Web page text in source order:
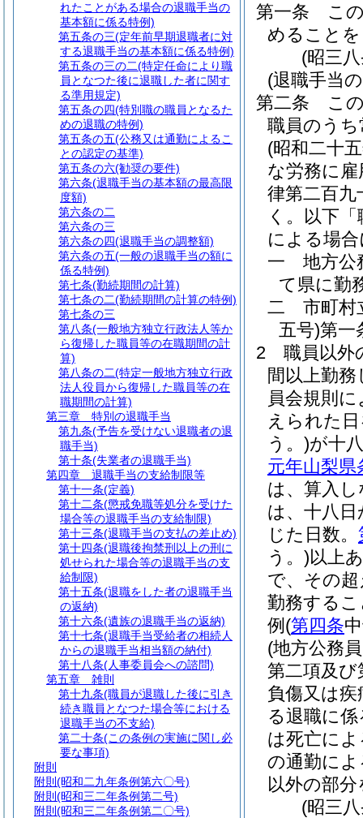
第一条
こ
めること
(昭三
(退職手当
第二条
こ
職員のう
(昭和二十
な労務に
律第二百九
く。以下
による場
一
地方公
て県に勤
二
市町村
五号)第一
2
職員以外
間以上勤務
員会規則
えられた
う。)が十
元年山梨県
は、算入
は、十八
じた日数。
う。)以上
で、その
勤務する
例 (第四条
(地方公務
第二項及
負傷又は疾
る退職に
は死亡に
の通勤に
以外の部
(昭三
れたことがある場合の退職手当の
基本額に係る特例)
第五条の三(定年前早期退職者に対
する退職手当の基本額に係る特例)
第五条の三の二(特定任命により職
員となつた後に退職した者に関す
る準用規定)
第五条の四(特別職の職員となるた
めの退職の特例)
第五条の五(公務又は通勤によるこ
との認定の基準)
第五条の六(勧奨の要件)
第六条(退職手当の基本額の最高限
度額)
第六条の二
第六条の三
第六条の四(退職手当の調整額)
第六条の五(一般の退職手当の額に
係る特例)
第七条(勤続期間の計算)
第七条の二(勤続期間の計算の特例)
第七条の三
第八条(一般地方独立行政法人等か
ら復帰した職員等の在職期間の計
算)
第八条の二(特定一般地方独立行政
法人役員から復帰した職員等の在
職期間の計算)
第三章
特別の退職手当
第九条(予告を受けない退職者の退
職手当)
第十条(失業者の退職手当)
第四章
退職手当の支給制限等
第十一条(定義)
第十二条(懲戒免職等処分を受けた
場合等の退職手当の支給制限)
第十三条(退職手当の支払の差止め)
第十四条(退職後拘禁刑以上の刑に
処せられた場合等の退職手当の支
給制限)
第十五条(退職をした者の退職手当
の返納)
第十六条(遺族の退職手当の返納)
第十七条(退職手当受給者の相続人
からの退職手当相当額の納付)
第十八条(人事委員会への諮問)
第五章
雑則
第十九条(職員が退職した後に引き
続き職員となつた場合等における
退職手当の不支給)
第二十条(この条例の実施に関し必
要な事項)
附則
附則 (昭和二九年条例第六〇号)
附則 (昭和三二年条例第二号)
附則 (昭和三二年条例第二〇号)